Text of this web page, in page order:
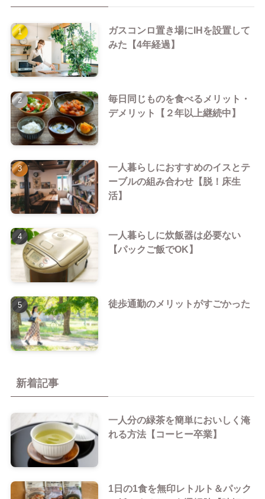
ガスコンロ置き場にIHを設置して
みた【4年経過】
毎日同じものを食べるメリット・
デメリット【２年以上継続中】
一人暮らしにおすすめのイスとテ
ーブルの組み合わせ【脱！床生
活】
一人暮らしに炊飯器は必要ない
【パックご飯でOK】
徒歩通勤のメリットがすごかった
新着記事
一人分の緑茶を簡単においしく淹
れる方法【コーヒー卒業】
1日の1食を無印レトルト＆パック